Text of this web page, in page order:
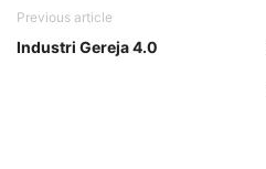
Previous article
Industri Gereja 4.0